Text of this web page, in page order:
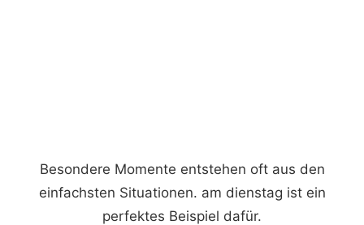
Besondere Momente entstehen oft aus den
einfachsten Situationen. am dienstag ist ein
perfektes Beispiel dafür.